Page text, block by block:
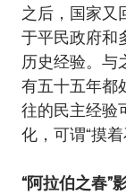
之后，国家又
于平民政府和
历史经验。与
有五十五年都
往的民主经验
化，可谓“摸着
“阿拉伯之春”